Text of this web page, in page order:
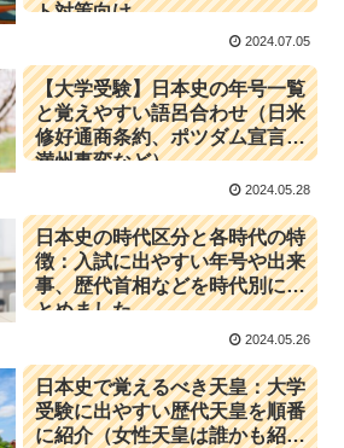
ト対策向け
2024.07.05
【大学受験】日本史の年号一覧
と覚えやすい語呂合わせ（日米
修好通商条約、ポツダム宣言、
満州事変など）
2024.05.28
日本史の時代区分と各時代の特
徴：入試に出やすい年号や出来
事、歴代首相などを時代別にま
とめました
2024.05.26
日本史で覚えるべき天皇：大学
受験に出やすい歴代天皇を順番
に紹介（女性天皇は誰かも紹